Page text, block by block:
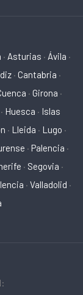
· Asturias · Ávila ·
· Cantabria ·
· Girona ·
· Huesca · Islas
· Lleida · Lugo ·
· Palencia ·
· Segovia ·
· Valladolid ·